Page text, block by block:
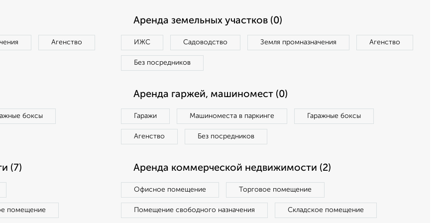
Агенство
Аренда земельных участков (0)
ИЖС Садоводство Земля промназначения Агенство
Без посредников
боксы
Аренда гаржей, машиномест (0)
Гаражи Машиноместа в паркинге Гаражные боксы
Агенство Без посредников
(7)
помещение
Аренда коммерческой недвижимости (2)
Офисное помещение Торговое помещение
Помещение свободного назначения Складское помещение